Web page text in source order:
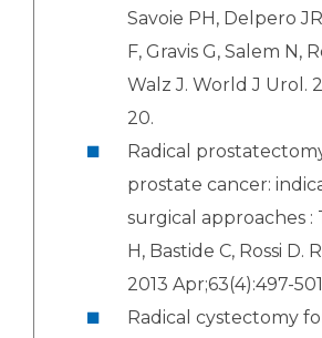
Savoie PH, Delpero
F, Gravis G, Salem N,
Walz J. World J Urol.
20.
Radical
prostate cancer:
surgical approaches :
H, Bastide C, Rossi D.
2013 Apr;63(4):497-
Radical cystectomy